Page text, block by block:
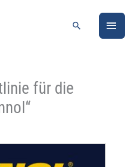
Suchen
für die